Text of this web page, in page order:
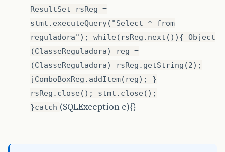
ResultSet rsReg =
stmt.executeQuery("Select * from
reguladora"); while(rsReg.next()){ Object
(ClasseReguladora) reg =
(ClasseReguladora) rsReg.getString(2);
jComboBoxReg.addItem(reg); }
rsReg.close(); stmt.close();
}catch (SQLException e){}